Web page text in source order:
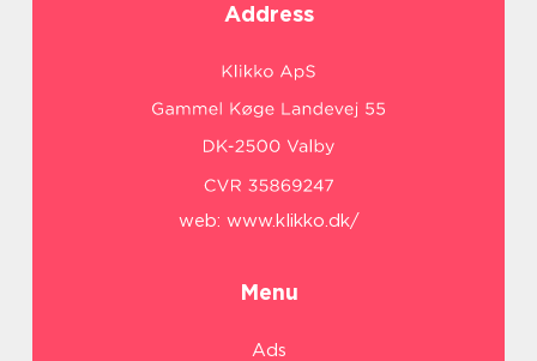
Address
web: www.klikko.dk/
Menu
Ads